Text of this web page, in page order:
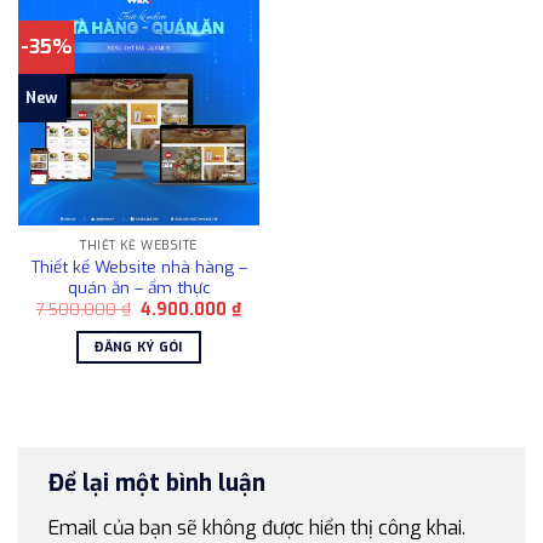
-35%
New
THIẾT KẾ WEBSITE
Thiết kế Website nhà hàng –
quán ăn – ẩm thực
7.500.000₫ Giá
là:
7.500.000 ₫.
4.900.000₫Giá
hiện
ĐĂNG KÝ GÓI
Để lại một bình luận
Email của bạn sẽ không được hiển thị công khai.